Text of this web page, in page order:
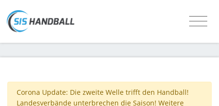
Corona Update: Die zweite Welle trifft den Handball!
Landesverbände unterbrechen die Saison! Weitere